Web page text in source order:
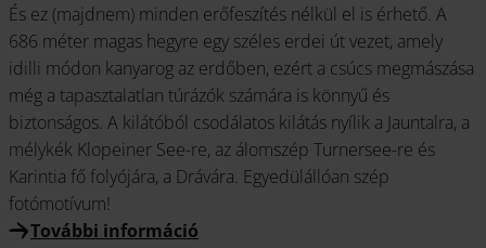
És ez (majdnem) minden erőfeszítés nélkül el is érhető. A
686 méter magas hegyre egy széles erdei út vezet, amely
idilli módon kanyarog az erdőben, ezért a csúcs megmászása
még a tapasztalatlan túrázók számára is könnyű és
biztonságos. A kilátóból csodálatos kilátás nyílik a Jauntalra, a
mélykék Klopeiner See-re, az álomszép Turnersee-re és
Karintia fő folyójára, a Drávára. Egyedülállóan szép
fotómotívum!
További információ